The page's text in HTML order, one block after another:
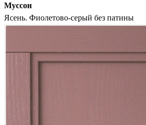
Муссон
Ясень. Фиолетово-серый без патины